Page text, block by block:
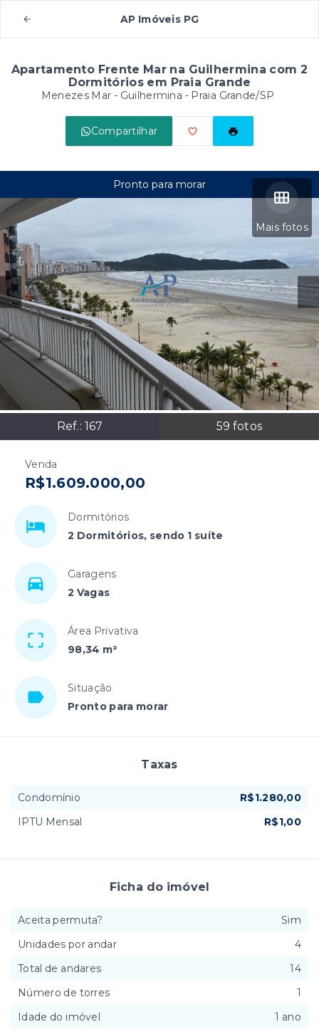
AP Imóveis PG
Apartamento Frente Mar na Guilhermina com 2
Dormitórios em Praia Grande
Menezes Mar - Guilhermina - Praia Grande/SP
Compartilhar
Mais fotos
Ref.: 167 59 fotos
Pronto para morar
Venda
R$1.609.000,00
Dormitórios
2 Dormitórios, sendo 1 suíte
Garagens
2 Vagas
Área Privativa
98,34 m²
Situação
Pronto para morar
Taxas
Condomínio
R$1.280,00
IPTU Mensal
R$1,00
Ficha do imóvel
Aceita permuta?
Sim
Unidades por andar
4
Total de andares
14
Número de torres
1
Idade do imóvel
1 ano